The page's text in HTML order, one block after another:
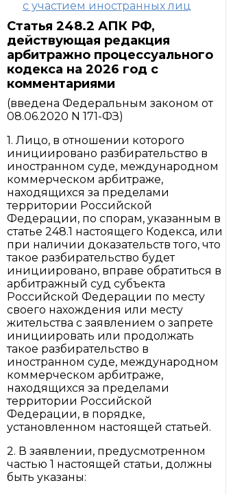
с участием иностранных лиц
Статья 248.2 АПК РФ,
действующая редакция
арбитражно процессуального
кодекса на 2026 год с
комментариями
(введена Федеральным законом от
08.06.2020 N 171-ФЗ)
1. Лицо, в отношении которого
инициировано разбирательство в
иностранном суде, международном
коммерческом арбитраже,
находящихся за пределами
территории Российской
Федерации, по спорам, указанным в
статье 248.1 настоящего Кодекса, или
при наличии доказательств того, что
такое разбирательство будет
инициировано, вправе обратиться в
арбитражный суд субъекта
Российской Федерации по месту
своего нахождения или месту
жительства с заявлением о запрете
инициировать или продолжать
такое разбирательство в
иностранном суде, международном
коммерческом арбитраже,
находящихся за пределами
территории Российской
Федерации, в порядке,
установленном настоящей статьей.
2. В заявлении, предусмотренном
частью 1 настоящей статьи, должны
быть указаны: